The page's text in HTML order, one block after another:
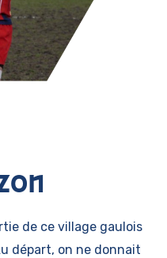
de ce village gaulois
départ, on ne donnait